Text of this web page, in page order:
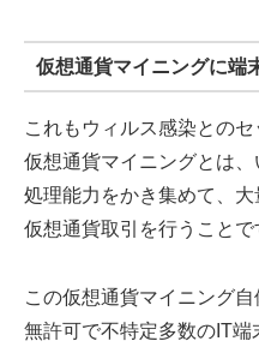
仮想通貨マイニングに端
これもウィルス感染との
仮想通貨マイニングとは
処理能力をかき集めて、
仮想通貨取引を行うことで
この仮想通貨マイニング
無許可で不特定多数のIT